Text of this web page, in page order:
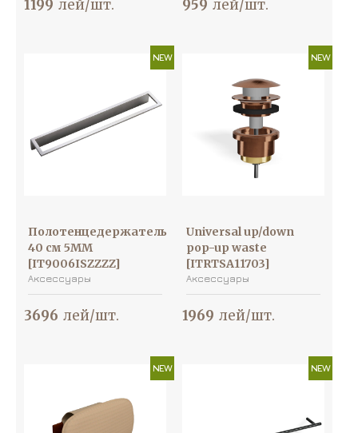
1199 лей/шт. 959 лей/шт.
NEW
Полотенцедержатель
40 см 5MM
[IT9006ISZZZZ]
Аксессуары
3696 лей/шт.
NEW
Universal up/down
pop-up waste
[ITRTSA11703]
Аксессуары
1969 лей/шт.
NEW NEW